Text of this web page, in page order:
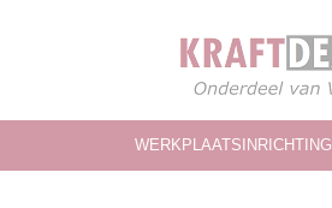
WERKPLAATSINRICHTING